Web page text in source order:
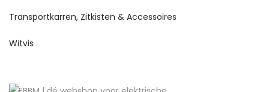
Transportkarren, Zitkisten & Accessoires
Witvis